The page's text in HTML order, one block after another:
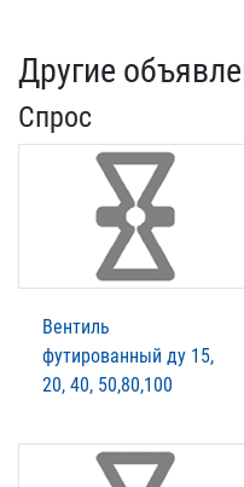
Другие
Спрос
Вентиль
футированный ду 15,
20, 40, 50,80,100